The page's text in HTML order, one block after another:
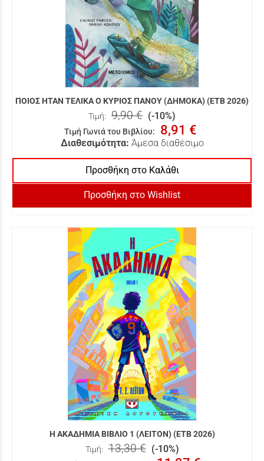
ΠΟΙΟΣ ΗΤΑΝ ΤΕΛΙΚΑ Ο ΚΥΡΙΟΣ ΠΑΝΟΥ (ΔΗΜΟΚΑ) (ΕΤΒ 2026)
Τιμή: 9,90 € (-10%)
Τιμή Γωνιά του Βιβλίου: 8,91 €
Διαθεσιμότητα: Άμεσα διαθέσιμο
Προσθήκη στο Καλάθι
Προσθήκη στο Wishlist
Η ΑΚΑΔΗΜΙΑ ΒΙΒΛΙΟ 1 (ΛΕΙΤΟΝ) (ΕΤΒ 2026)
Τιμή: 13,30 € (-10%)